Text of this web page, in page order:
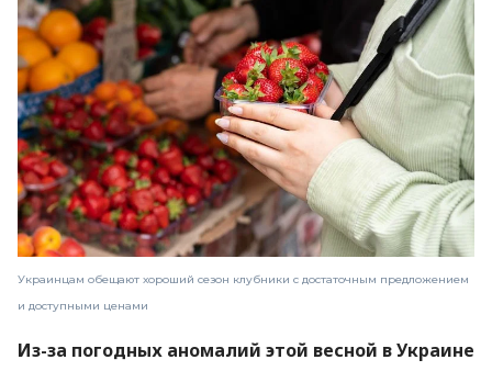
Украинцам обещают хороший сезон клубники с достаточным предложением
и доступными ценами
Из-за погодных аномалий этой весной в Украине